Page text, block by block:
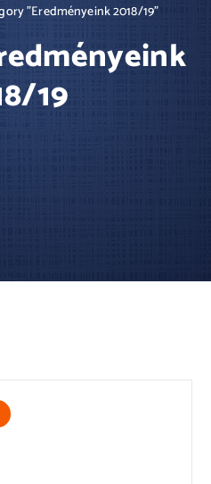
"Eredményeink 2018/19"
19